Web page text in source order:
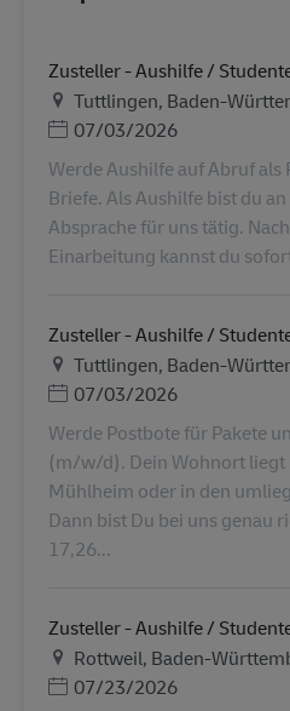
Zusteller - Aushilfe /
Ubicación
Tuttlingen, Baden-
Posted Date
07/03/2026
Werde Aushilfe auf Abruf als
Briefe. Als Aushilfe bist du
Absprache für uns tätig.
Einarbeitung kannst du
Zusteller - Aushilfe /
Ubicación
Tuttlingen, Baden-
Posted Date
07/03/2026
Werde Postbote für Pakete
(m/w/d). Dein Wohnort liegt
Mühlheim oder in den
Dann bist Du bei uns genau
17,26...
Zusteller - Aushilfe /
Ubicación
Rottweil, Baden-
Posted Date
07/23/2026